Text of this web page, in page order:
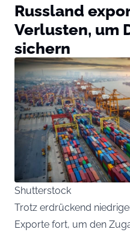
Russland
Verlusten, um
sichern
Shutterstock
Trotz erdrückend
Exporte fort, um den